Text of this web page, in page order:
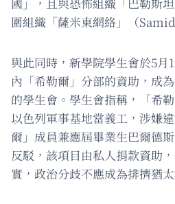
圍組織「薩米東網絡」（
與此同時，新學院學生會於5月
內「希勒爾」分部的資助，成
的學生會。學生會指稱，「希
以色列軍事基地當義工，涉嫌
爾」成員兼應屆畢業生巴爾德
反駁，該項目由私人捐款資助
實，政治分歧不應成為排擠猶